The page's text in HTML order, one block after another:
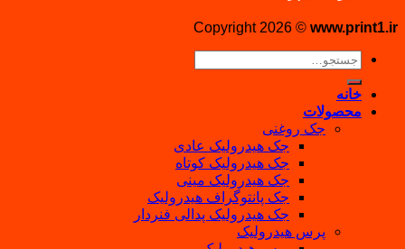
Copyright 2026 © www.print1.ir
جستجو
خانه
محصولات
جک روغنی
جک هیدرولیک عادی
جک هیدرولیک کوتاه
جک هیدرولیک مینی
جک پانتوگراف هیدرولیک
جک هیدرولیک پدالی فنردار
پرس هیدرولیک